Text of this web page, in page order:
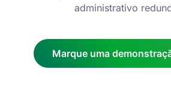
administrativo
Marque uma